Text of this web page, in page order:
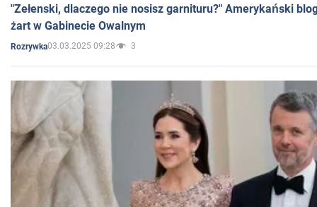
"Zełenski, dlaczego nie nosisz garnituru?" Amerykański
żart w Gabinecie Owalnym
Rozrywka03.03.2025 09:28 3